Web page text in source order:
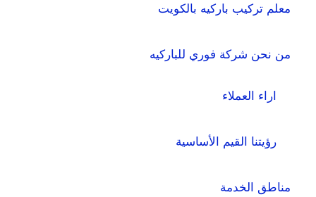
معلم تركيب باركيه بالكويت
من نحن شركة فوري للباركيه
اراء العملاء
رؤيتنا القيم الأساسية
مناطق الخدمة